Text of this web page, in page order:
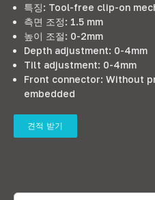
특징: Tool-free clip-on
측면 조정: 1.5 mm
높이 조절: 0-2mm
Depth adjustment: 0-4mm
Tilt adjustment: 0-4mm
Front connector: Without
embedded
견적 받기